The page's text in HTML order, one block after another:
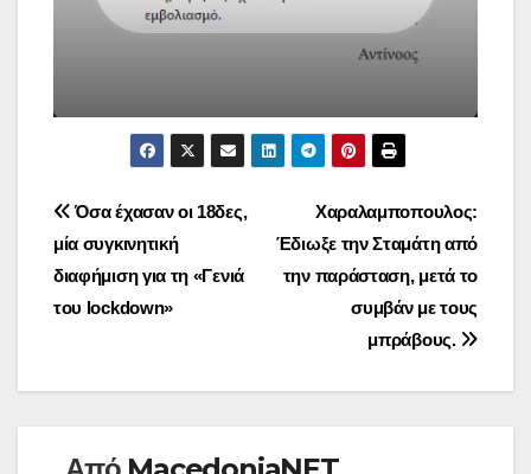
Πλοήγηση
άρθρων
Χαραλαμποπουλος:
Έδιωξε την Σταμάτη από
την παράσταση, μετά το
συμβάν με τους
μπράβους.
Όσα έχασαν οι 18δες,
μία συγκινητική
διαφήμιση για τη «Γενιά
του lockdown»